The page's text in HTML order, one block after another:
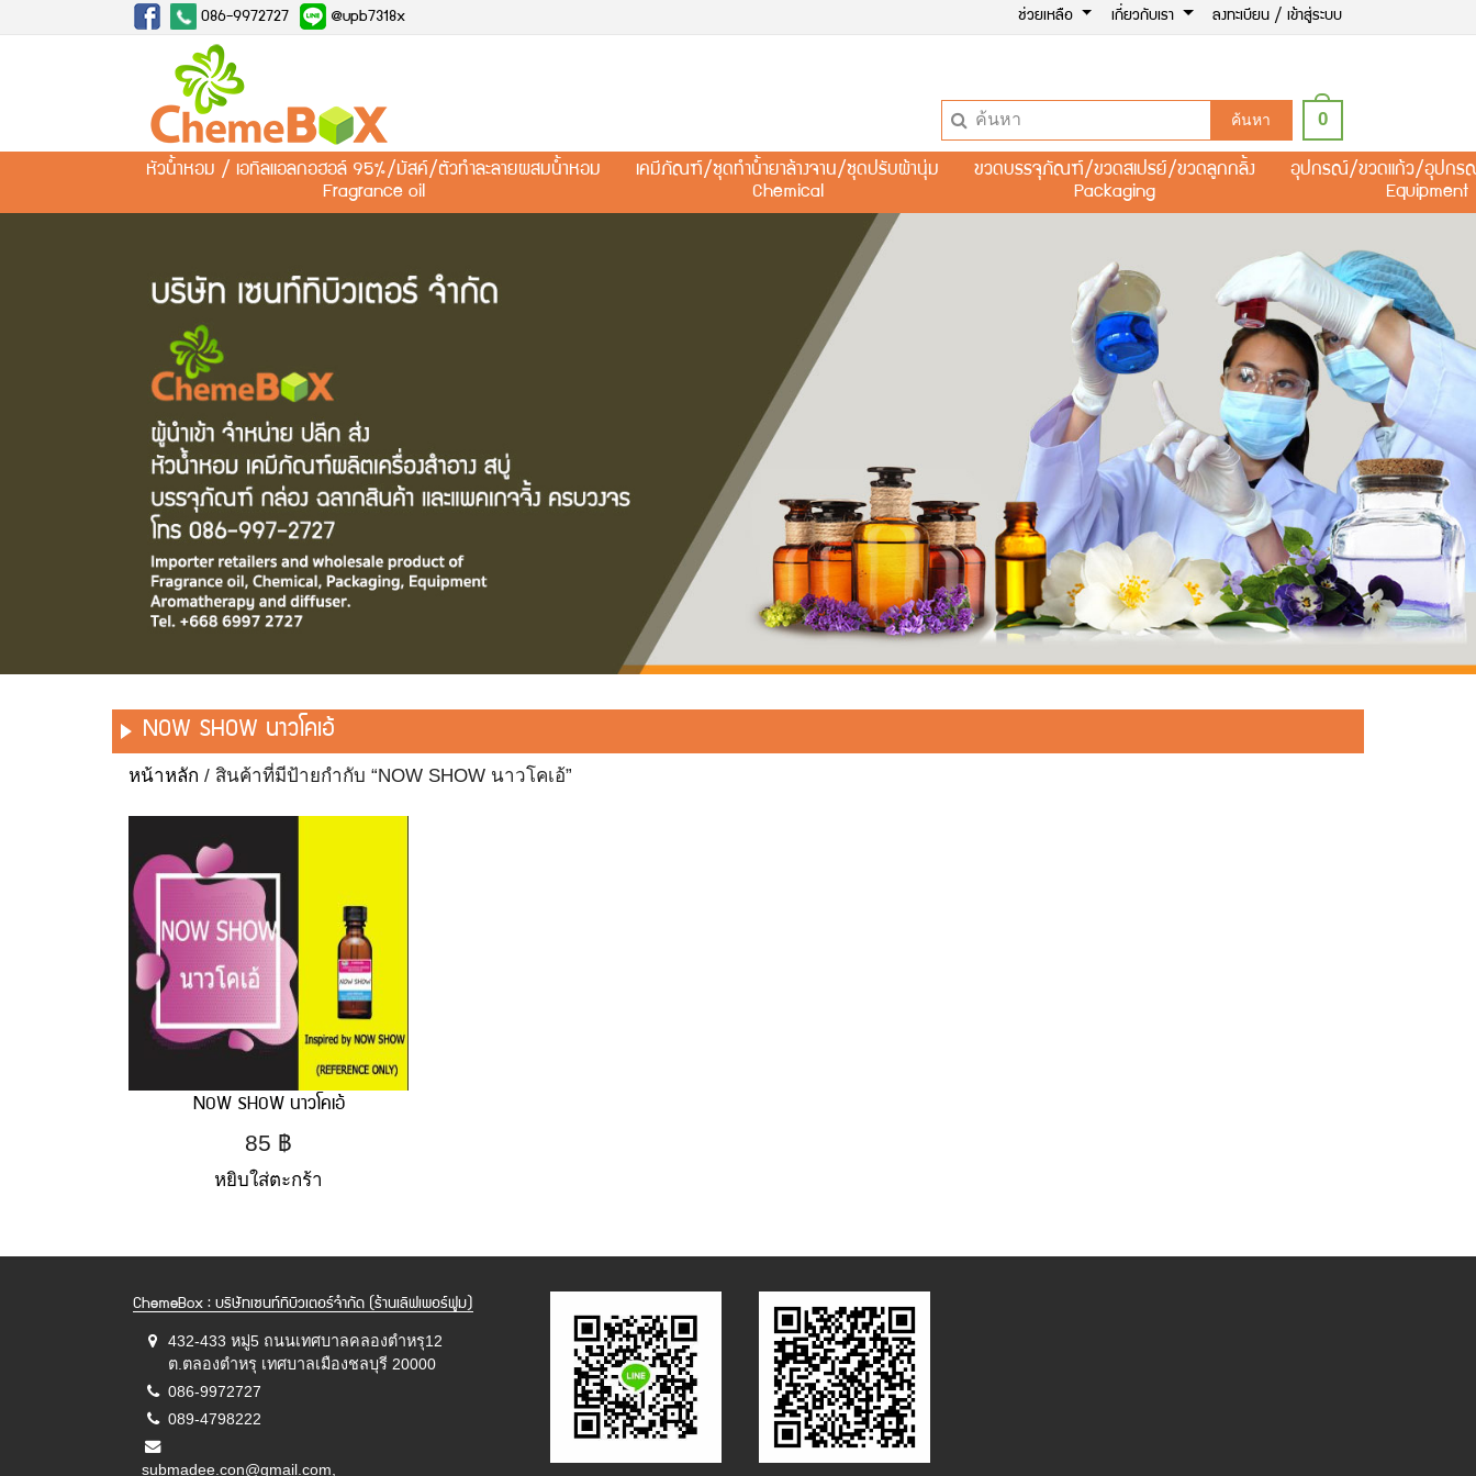
086-9972727 @upb7318x ช่วยเหลือ เกี่ยวกับเรา ลงทะเบียน / เข้าสู่ระบบ
ค้นหา 0
หัวน้ำหอม / เอทิลแอลกอฮอล์ 95%/มัสค์/ตัวทำละลายผสมน้ำหอม
Fragrance oil
เคมีภัณฑ์/ชุดทำน้ำยาล้างจาน/ชุดปรับผ้านุ่ม
Chemical
ขวดบรรจุภัณฑ์/ขวดสเปรย์/ขวดลูกกลิ้ง
Packaging
อุปกรณ์/ขวดแก้ว/อุปกร
Equipment
NOW SHOW นาวโคเอ้
หน้าหลัก / สินค้าที่มีป้ายกำกับ “NOW SHOW นาวโคเอ้”
NOW SHOW นาวโคเอ้
85 ฿
หยิบใส่ตะกร้า
ChemeBox : บริษัทเซนท์ทิบิวเตอร์จำกัด (ร้านเลิฟเพอร์ฟูม)
432-433 หมู่5 ถนนเทศบาลคลองตำหรุ12
ต.ตลองตำหรุ เทศบาลเมืองชลบุรี 20000
086-9972727
089-4798222
submadee.con@gmail.com,